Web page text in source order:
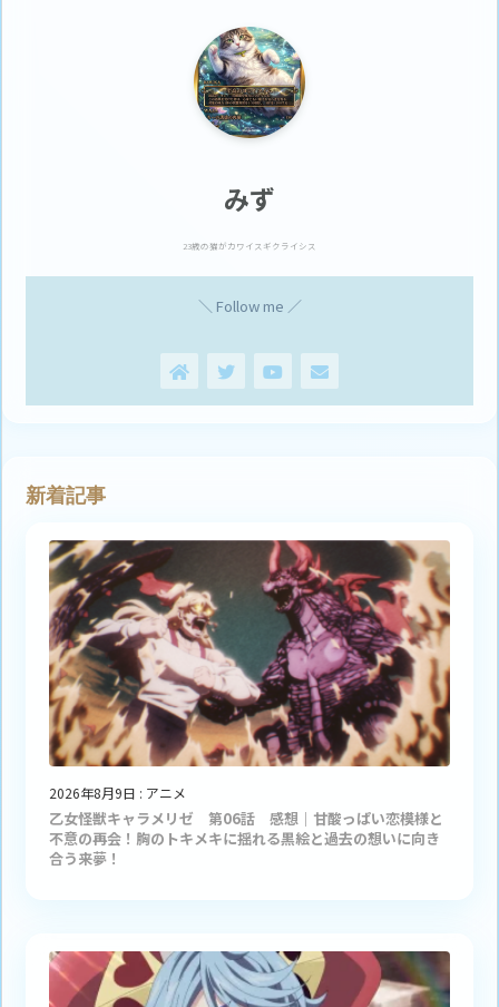
みず
23歳の猫がカワイスギクライシス
＼ Follow me ／
新着記事
2026年8月9日 : アニメ
乙女怪獣キャラメリゼ 第06話 感想｜甘酸っぱい恋模様と
不意の再会！胸のトキメキに揺れる黒絵と過去の想いに向き
合う来夢！